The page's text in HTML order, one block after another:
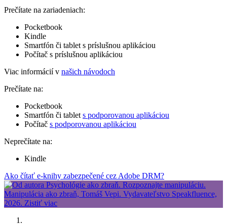
Prečítate na zariadeniach:
Pocketbook
Kindle
Smartfón či tablet s príslušnou aplikáciou
Počítač s príslušnou aplikáciou
Viac informácií v našich návodoch
Prečítate na:
Pocketbook
Smartfón či tablet s podporovanou aplikáciou
Počítač s podporovanou aplikáciou
Neprečítate na:
Kindle
Ako čítať e-knihy zabezpečené cez Adobe DRM?